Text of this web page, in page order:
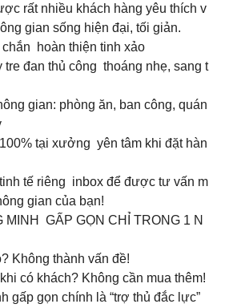
rất nhiều khách hàng yêu thích v
gian sống hiện đại, tối giản.
hoàn thiện tinh xảo
tre đan thủ công thoáng nhẹ, sang t
gian: phòng ăn, ban công, quán
tại xưởng yên tâm khi đặt hàn
tế riêng inbox để được tư vấn m
gian của bạn!
MINH GẤP GỌN CHỈ TRONG 1 N
Không thành vấn đề!
có khách? Không cần mua thêm!
gấp gọn chính là “trợ thủ đắc lực”